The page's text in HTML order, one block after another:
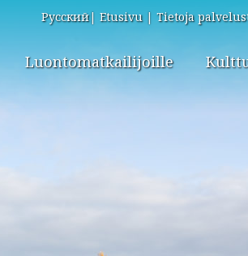
Русский Etusivu Tietoja
Luontomatkailijoille